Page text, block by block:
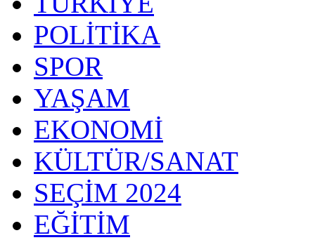
POLİTİKA
SPOR
YAŞAM
EKONOMİ
KÜLTÜR/SANAT
SEÇİM 2024
EĞİTİM